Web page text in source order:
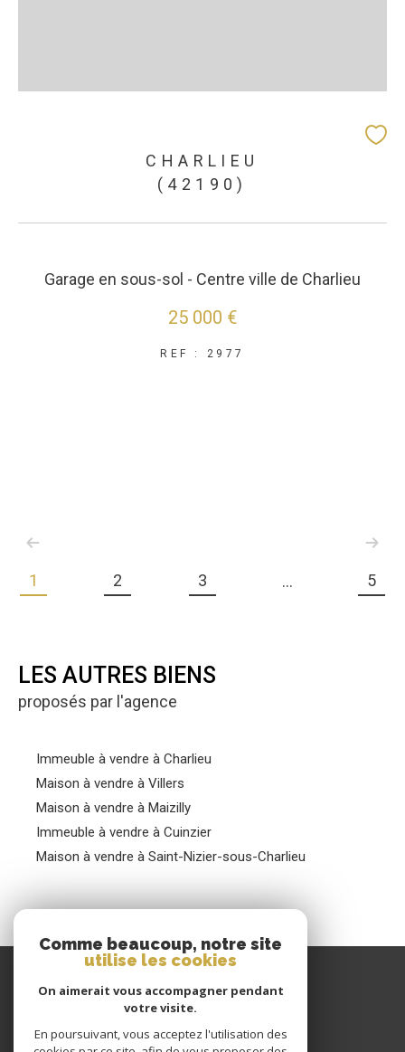
CHARLIEU
(42190)
Garage en sous-sol - Centre ville de Charlieu
25 000 €
REF : 2977
1 2 3 ... 5
LES AUTRES BIENS
proposés par l'agence
Immeuble à vendre à Charlieu
Maison à vendre à Villers
Maison à vendre à Maizilly
Immeuble à vendre à Cuinzier
Maison à vendre à Saint-Nizier-sous-Charlieu
GIRAUD IMMOBILIER
CONTACT@GIRAUDIMMO.COM
Comme beaucoup, notre site
utilise les cookies
On aimerait vous accompagner pendant
votre visite.
En poursuivant, vous acceptez l'utilisation des